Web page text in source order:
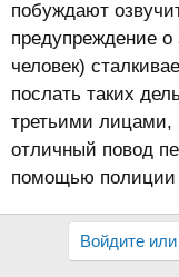
побуждают
предупреждение
человек)
послать таких
третьими лицами,
отличный повод
помощью полиции
Войдите или